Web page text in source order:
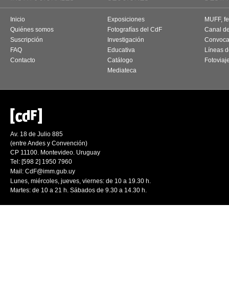
Inicio
Quiénes somos
Suscripción
FAQ
Contacto
Exposiciones
Fotografías del CdF
Investigación
Educativa
Catálogo
Mediateca
MUFF,
Canal
Líneas
Av. 18 de Julio 885
(entre Andes y Convención)
CP 11100. Montevideo. Uruguay
Tel: [598 2] 1950 7960
Mail: CdF@imm.gub.uy
Lunes, miércoles, jueves, viernes: de 10 a 19.30 h.
Martes: de 10 a 21 h. Sábados de 9.30 a 14.30 h.